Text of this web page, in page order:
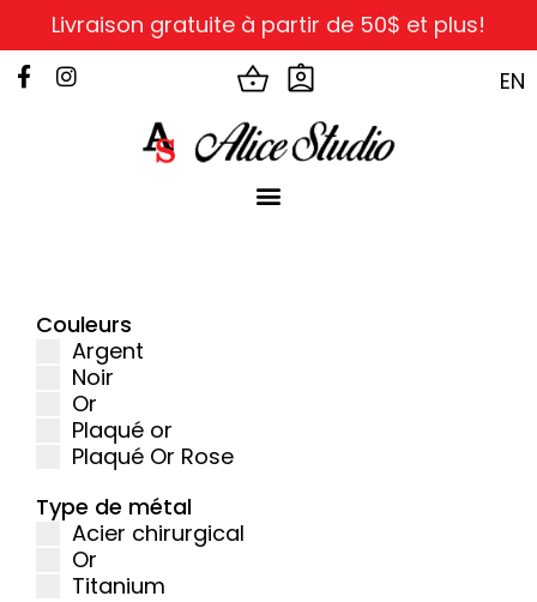
Livraison gratuite à partir de 50$ et plus!
EN
Couleurs
Argent
Noir
Or
Plaqué or
Plaqué Or Rose
Type de métal
Acier chirurgical
Or
Titanium